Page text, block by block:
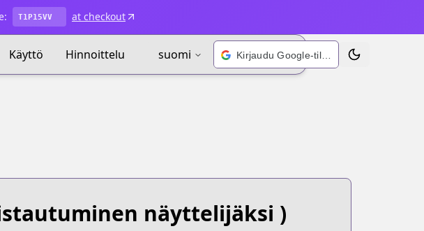
T1P15VV at checkout
Käyttö Hinnoittelu suomi Kirjaudu Google-tilillä Vaihda teema
näyttelijäksi )